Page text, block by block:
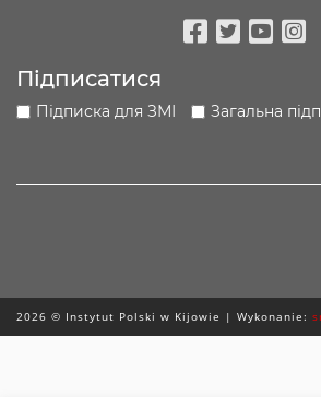
Підписатися
Підписка для ЗМІ Загальна
2026 © Instytut Polski w Kijowie | Wykonanie: